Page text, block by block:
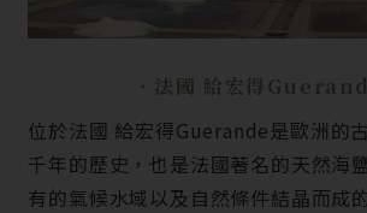
‧法國 給宏得
位於法國 給宏得Guerande是歐洲的
千年的歷史，也是法國著名的天然海
有的氣候水域以及自然條件結晶而成